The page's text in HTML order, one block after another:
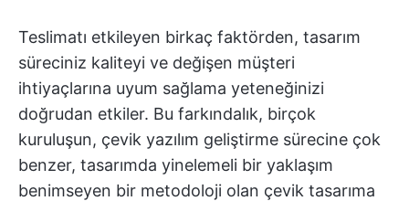
Teslimatı etkileyen birkaç faktörden, tasarım
süreciniz kaliteyi ve değişen müşteri
ihtiyaçlarına uyum sağlama yeteneğinizi
doğrudan etkiler. Bu farkındalık, birçok
kuruluşun, çevik yazılım geliştirme sürecine çok
benzer, tasarımda yinelemeli bir yaklaşım
benimseyen bir metodoloji olan çevik tasarıma